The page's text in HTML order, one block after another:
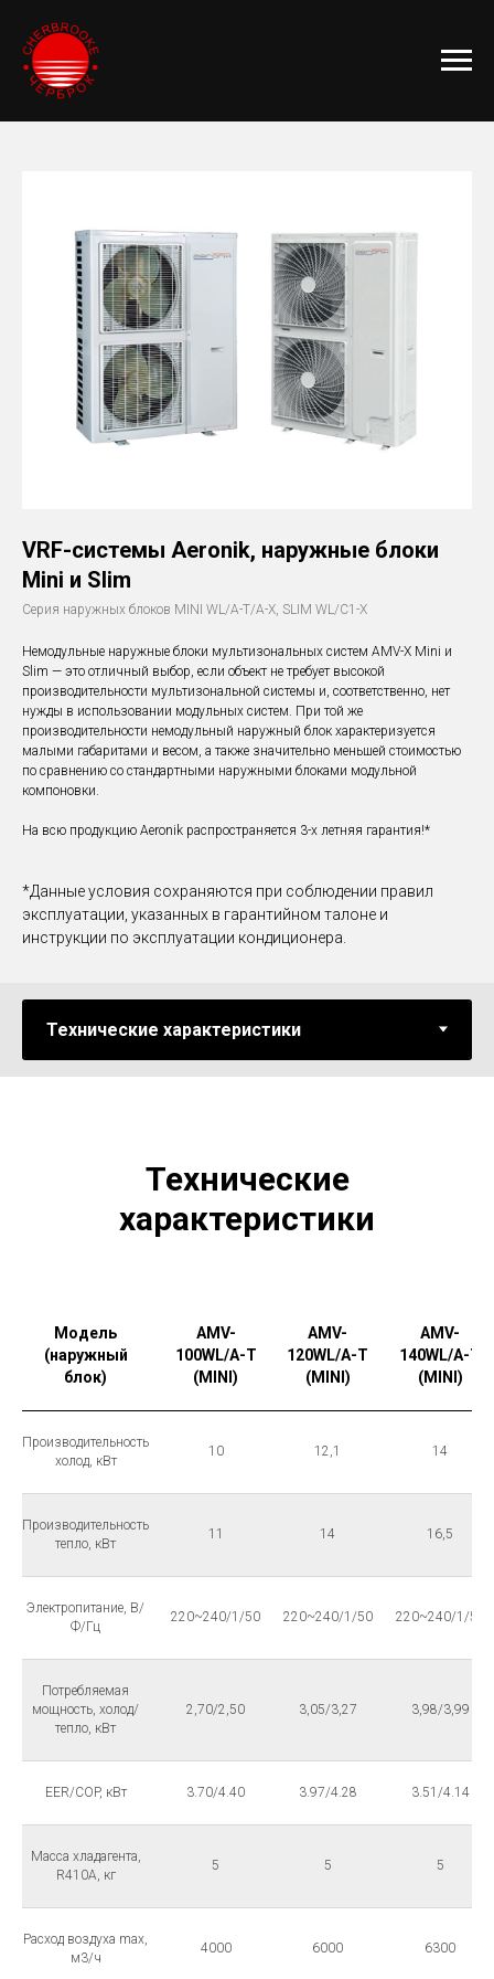
VRF-системы Aeronik, наружные блоки
Mini и Slim
Серия наружных блоков MINI WL/A-T/A-X, SLIM WL/C1-X
Немодульные наружные блоки мультизональных систем AMV-X Mini и
Slim — это отличный выбор, если объект не требует высокой
производительности мультизональной системы и, соответственно, нет
нужды в использовании модульных систем. При той же
производительности немодульный наружный блок характеризуется
малыми габаритами и весом, а также значительно меньшей стоимостью
по сравнению со стандартными наружными блоками модульной
компоновки.
На всю продукцию Aeronik распространяется 3-х летняя гарантия!*
*Данные условия сохраняются при соблюдении правил
эксплуатации, указанных в гарантийном талоне и
инструкции по эксплуатации кондиционера.
Технические
характеристики
Модель
(наружный
блок)
AMV-
100WL/A-T
(MINI)
AMV-
120WL/A-T
(MINI)
AMV-
140WL/A-T
(MINI)
Производительность
холод, кВт
10 12,1 14
Производительность
тепло, кВт
11 14 16,5
Электропитание, В/
Ф/Гц
220~240/1/50 220~240/1/50 220~240/1/50
Потребляемая
мощность, холод/
тепло, кВт
2,70/2,50 3,05/3,27 3,98/3,99
EER/COP, кВт 3.70/4.40 3.97/4.28 3.51/4.14
Масса хладагента,
R410A, кг
5 5 5
Расход воздуха max,
м3/ч
4000 6000 6300